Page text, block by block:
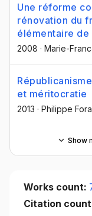
Une réforme
rénovation du
élémentaire de
2008 · Marie-
et méritocratie
2013 · Philippe
Show
Works count:
Citation